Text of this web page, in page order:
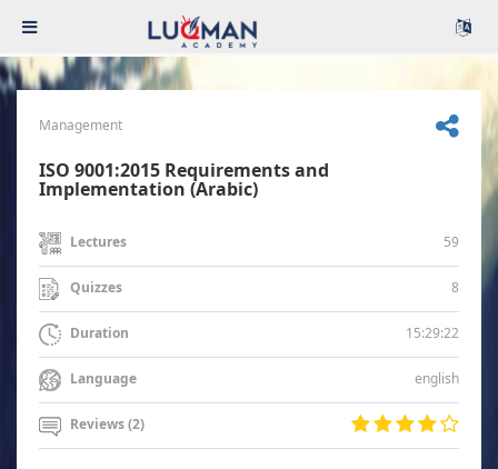
Management
ISO 9001:2015 Requirements and
Implementation (Arabic)
Lectures 59
Quizzes 8
Duration 15:29:22
Language english
Reviews (2)